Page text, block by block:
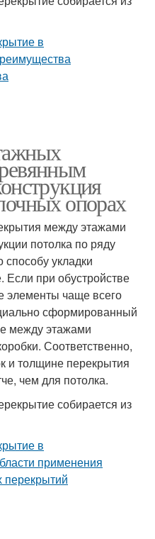
опорах
между этажами
потолка по ряду
укладки
при обустройстве
элементы чаще всего
сформированный
между этажами
Соответственно,
и толщине перекрытия
чем для потолка.
собирается из